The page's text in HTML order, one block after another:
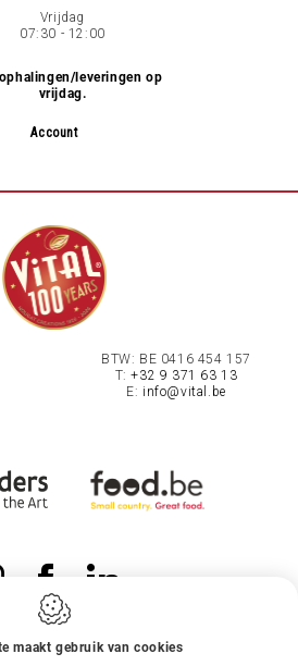
Vrijdag
07:30 - 12:00
leveringen op
vrijdag.
Account
BTW: BE 0416 454 157
T:+32 9 371 63 13
E: info@vital.be
maakt gebruik van cookies